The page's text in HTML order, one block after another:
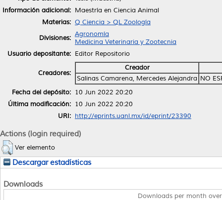
Información adicional: Maestría en Ciencia Animal
Materias: Q Ciencia > QL Zoología
Divisiones: Agronomía
Medicina Veterinaria y Zootecnia
Usuario depositante: Editor Repositorio
Creadores:
Creador
Salinas Camarena, Mercedes Alejandra NO
Fecha del depósito: 10 Jun 2022 20:20
Última modificación: 10 Jun 2022 20:20
URI: http://eprints.uanl.mx/id/eprint/23390
Actions (login required)
Ver elemento
Descargar estadísticas
Downloads
Downloads per month